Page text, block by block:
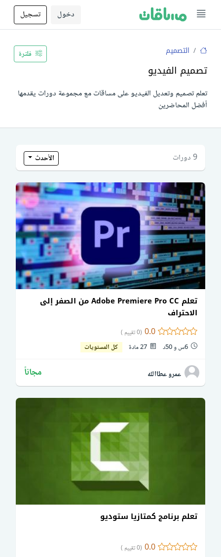
دخول تسجيل
فلترة التصميم
تصميم الفيديو
تعلم تصميم وتعديل الفيديو على مساقات مع مجموعة دورات يقدمها
أفضل المحاضرين
9 دورات الأحدث
تعلم Adobe Premiere Pro CC من الصفر إلى
الاحتراف
0.0 (0 تقييم )
6س و 50د 27 مادة كل المستويات
عمرو عطاالله مجاناً
تعلم برنامج كمتازيا ستوديو
0.0 (0 تقييم )